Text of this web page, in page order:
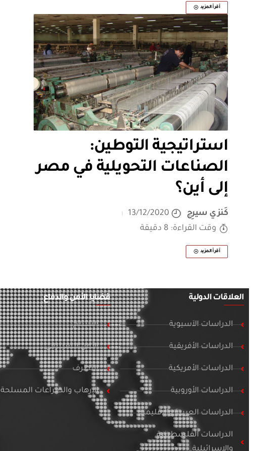
أقرأ المزيد
استراتيجية التوطين:
الصناعات التحويلية في مصر
إلى أين؟
كَنزي سيرِج
13/12/2020
وقت القراءة: 8 دقيقة
أقرأ المزيد
العلاقات الدولية
الدراسات الآسيوية
الدراسات الأفريقية
الدراسات الأمريكية
الدراسات الأوروبية
الدراسات العربية والإقليمية
الدراسات الفلسطينية
والإسرائيلية
قضايا الأمن والدفاع
التسلح
الأمن السيبراني
التطرف
الإرهاب والصراعات المسلحة